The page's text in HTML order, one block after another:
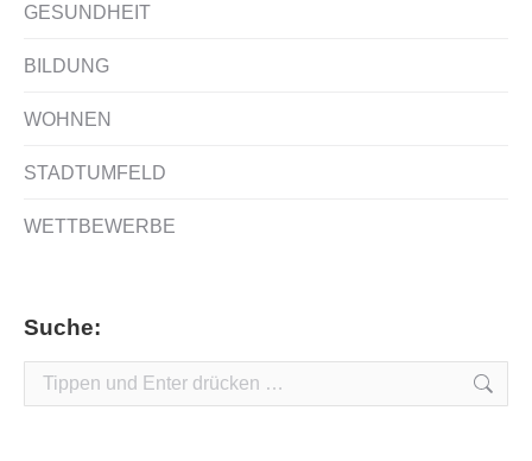
GESUNDHEIT
BILDUNG
WOHNEN
STADTUMFELD
WETTBEWERBE
Suche:
Search: